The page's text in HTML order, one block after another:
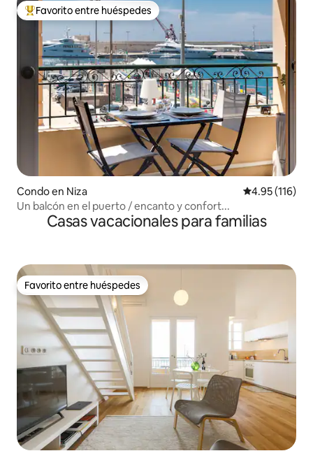
Favorito entre huéspedes preferido
Favorito entre huéspedes
Condo en Niza Calificación
4.95 (116)
Un balcón en el puerto / encanto y confort...
Casas vacacionales para familias
Favorito entre huéspedes
Favorito entre huéspedes